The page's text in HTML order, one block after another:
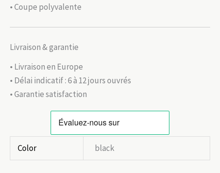
• Coupe polyvalente
Livraison & garantie
• Livraison en Europe
• Délai indicatif : 6 à 12 jours ouvrés
• Garantie satisfaction
Color black